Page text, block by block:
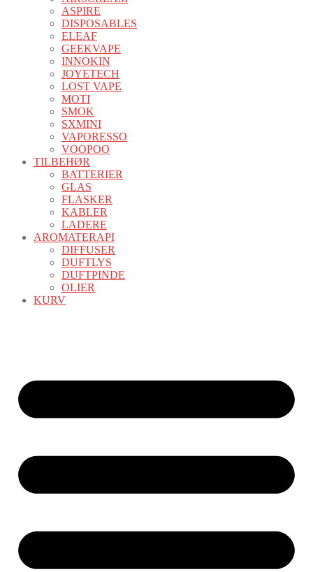
ASPIRE
DISPOSABLES
ELEAF
GEEKVAPE
INNOKIN
JOYETECH
LOST VAPE
MOTI
SMOK
SXMINI
VAPORESSO
VOOPOO
TILBEHØR
BATTERIER
GLAS
FLASKER
KABLER
LADERE
AROMATERAPI
DIFFUSER
DUFTLYS
DUFTPINDE
OLIER
KURV